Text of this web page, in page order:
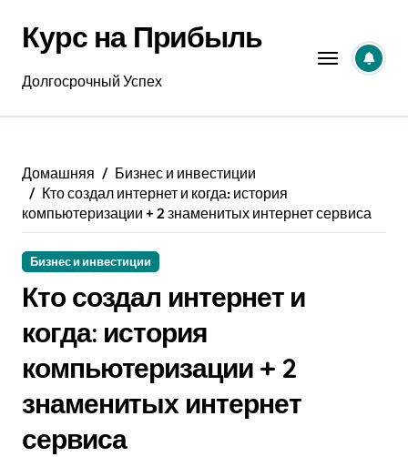
содержанию
Курс на Прибыль
Долгосрочный Успех
Домашняя
Бизнес и инвестиции
Кто создал интернет и когда: история
компьютеризации + 2 знаменитых интернет сервиса
Бизнес и инвестиции
Кто создал интернет и
когда: история
компьютеризации + 2
знаменитых интернет
сервиса